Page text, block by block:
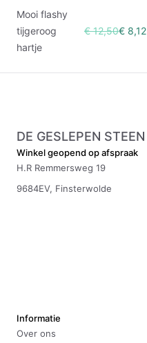
Mooi flashy
tijgeroog
hartje
€ 12,50€ 8,12
DE GESLEPEN STEEN
Winkel geopend op afspraak
H.R Remmersweg 19
9684EV, Finsterwolde
Informatie
Over ons